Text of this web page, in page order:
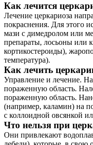
Как лечится
Лечение церкариоза
покраснения. Для этого
мази с димедролом или
препараты, лосьоны или
кортикостероиды),
температура).
Как лечить
Управление и лечение.
пораженную область.
пораженную область.
(например, каламин) на
с коллоидной овсянкой
Что нельзя при
Они привлекают